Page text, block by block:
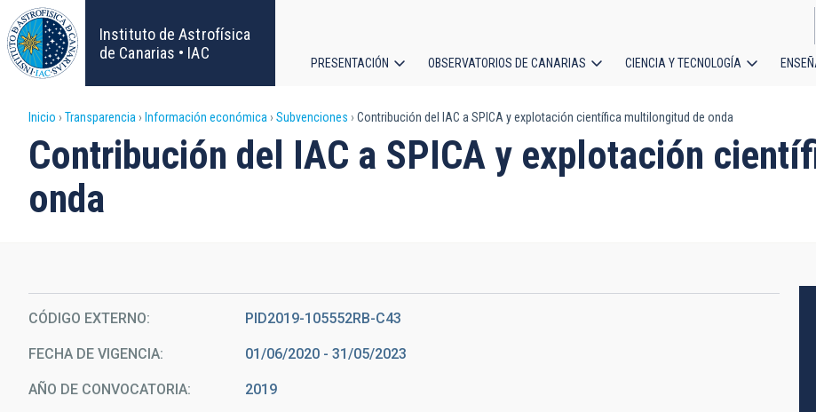
Pasar
al
contenido
principal
Instituto de Astrofísica
de Canarias • IAC
principal
PRESENTACIÓN OBSERVATORIOS DE CANARIAS CIENCIA Y TECNOLOGÍA
Sobrescribir
enlaces
de
a
la
navegación
Inicio Transparencia Información económica Subvenciones Contribución del IAC a SPICA y explotación científica multilongitud de onda
Contribución del IAC a SPICA y explotación
onda
CÓDIGO EXTERNO PID2019-105552RB-C43
FECHA DE VIGENCIA 01/06/2020 - 31/05/2023
AÑO DE CONVOCATORIA 2019